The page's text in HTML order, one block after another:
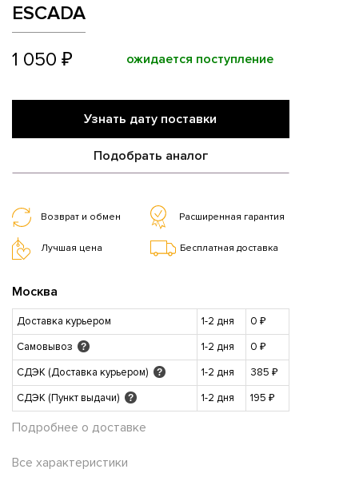
ESCADA
1 050 ₽
ожидается поступление
Узнать дату поставки
Подобрать аналог
Возврат и обмен Расширенная гарантия
Лучшая цена Бесплатная доставка
Москва
Доставка курьером 1-2 дня
0 ₽
Самовывоз
? 1-2 дня
0 ₽
СДЭК (Доставка курьером)
? 1-2 дня
385 ₽
СДЭК (Пункт выдачи)
? 1-2 дня 195 ₽
Подробнее о доставке
Все характеристики